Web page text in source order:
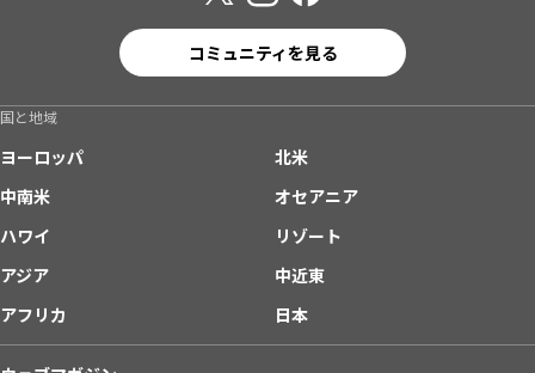
コミュニティを見る
国と地域
ヨーロッパ
北米
中南米
オセアニア
ハワイ
リゾート
アジア
中近東
アフリカ
日本